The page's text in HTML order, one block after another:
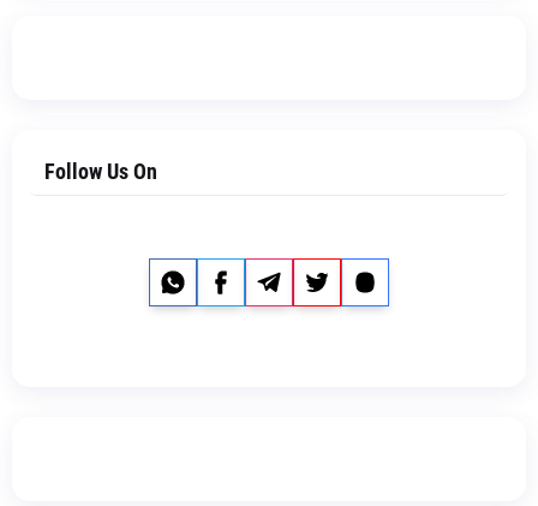
Follow Us On
Telegram